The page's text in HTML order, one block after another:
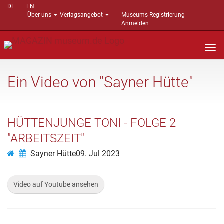
DE
EN
Über uns
Verlagsangebot
Museums-Registrierung
Anmelden
Ein Video von "Sayner Hütte"
HÜTTENJUNGE TONI - FOLGE 2
"ARBEITSZEIT"
Sayner Hütte09. Jul 2023
Video auf Youtube ansehen